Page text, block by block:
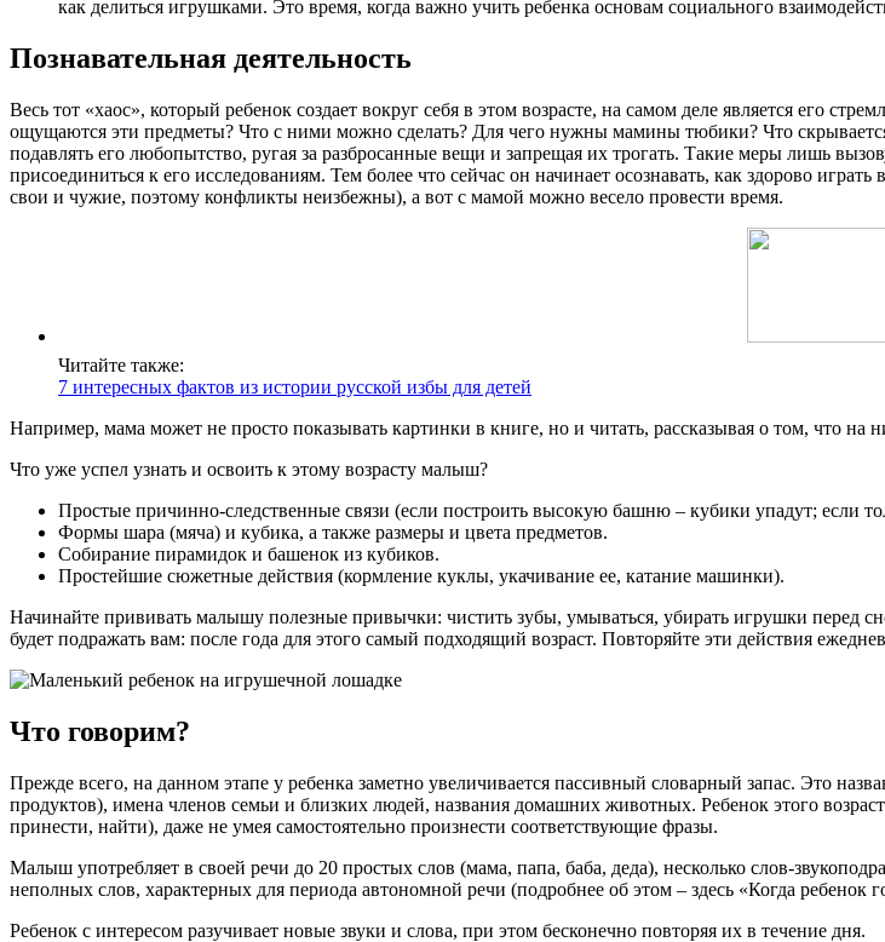
как делиться игрушками. Это время, когда важно учить ребенка основам социального
Познавательная деятельность
Весь тот «хаос», который ребенок создает вокруг себя в этом возрасте, на самом деле является его
ощущаются эти предметы? Что с ними можно сделать? Для чего нужны мамины тюбики? Что
подавлять его любопытство, ругая за разбросанные вещи и запрещая их трогать. Такие меры лишь
присоединиться к его исследованиям. Тем более что сейчас он начинает осознавать, как здорово
свои и чужие, поэтому конфликты неизбежны), а вот с мамой можно весело провести время.
Читайте также:
7 интересных фактов из истории русской избы для детей
Например, мама может не просто показывать картинки в книге, но и читать, рассказывая о том, что на
Что уже успел узнать и освоить к этому возрасту малыш?
Простые причинно-следственные связи (если построить высокую башню – кубики упадут; если
Формы шара (мяча) и кубика, а также размеры и цвета предметов.
Собирание пирамидок и башенок из кубиков.
Простейшие сюжетные действия (кормление куклы, укачивание ее, катание машинки).
Начинайте прививать малышу полезные привычки: чистить зубы, умываться, убирать игрушки перед
будет подражать вам: после года для этого самый подходящий возраст. Повторяйте эти действия
Что говорим?
Прежде всего, на данном этапе у ребенка заметно увеличивается пассивный словарный запас. Это
продуктов), имена членов семьи и близких людей, названия домашних животных. Ребенок этого
принести, найти), даже не умея самостоятельно произнести соответствующие фразы.
Малыш употребляет в своей речи до 20 простых слов (мама, папа, баба, деда), несколько слов-
неполных слов, характерных для периода автономной речи (подробнее об этом – здесь «Когда
Ребенок с интересом разучивает новые звуки и слова, при этом бесконечно повторяя их в течение дня.